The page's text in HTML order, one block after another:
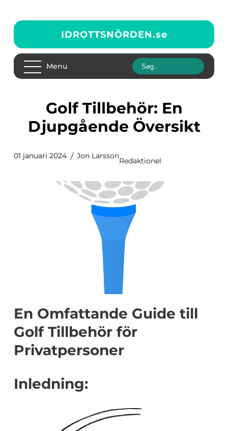
IDROTTSNÖRDEN.se
Menu
Golf Tillbehör: En
Djupgående Översikt
01 januari 2024 Jon Larsson
Redaktionel
En Omfattande Guide till
Golf Tillbehör för
Privatpersoner
Inledning: